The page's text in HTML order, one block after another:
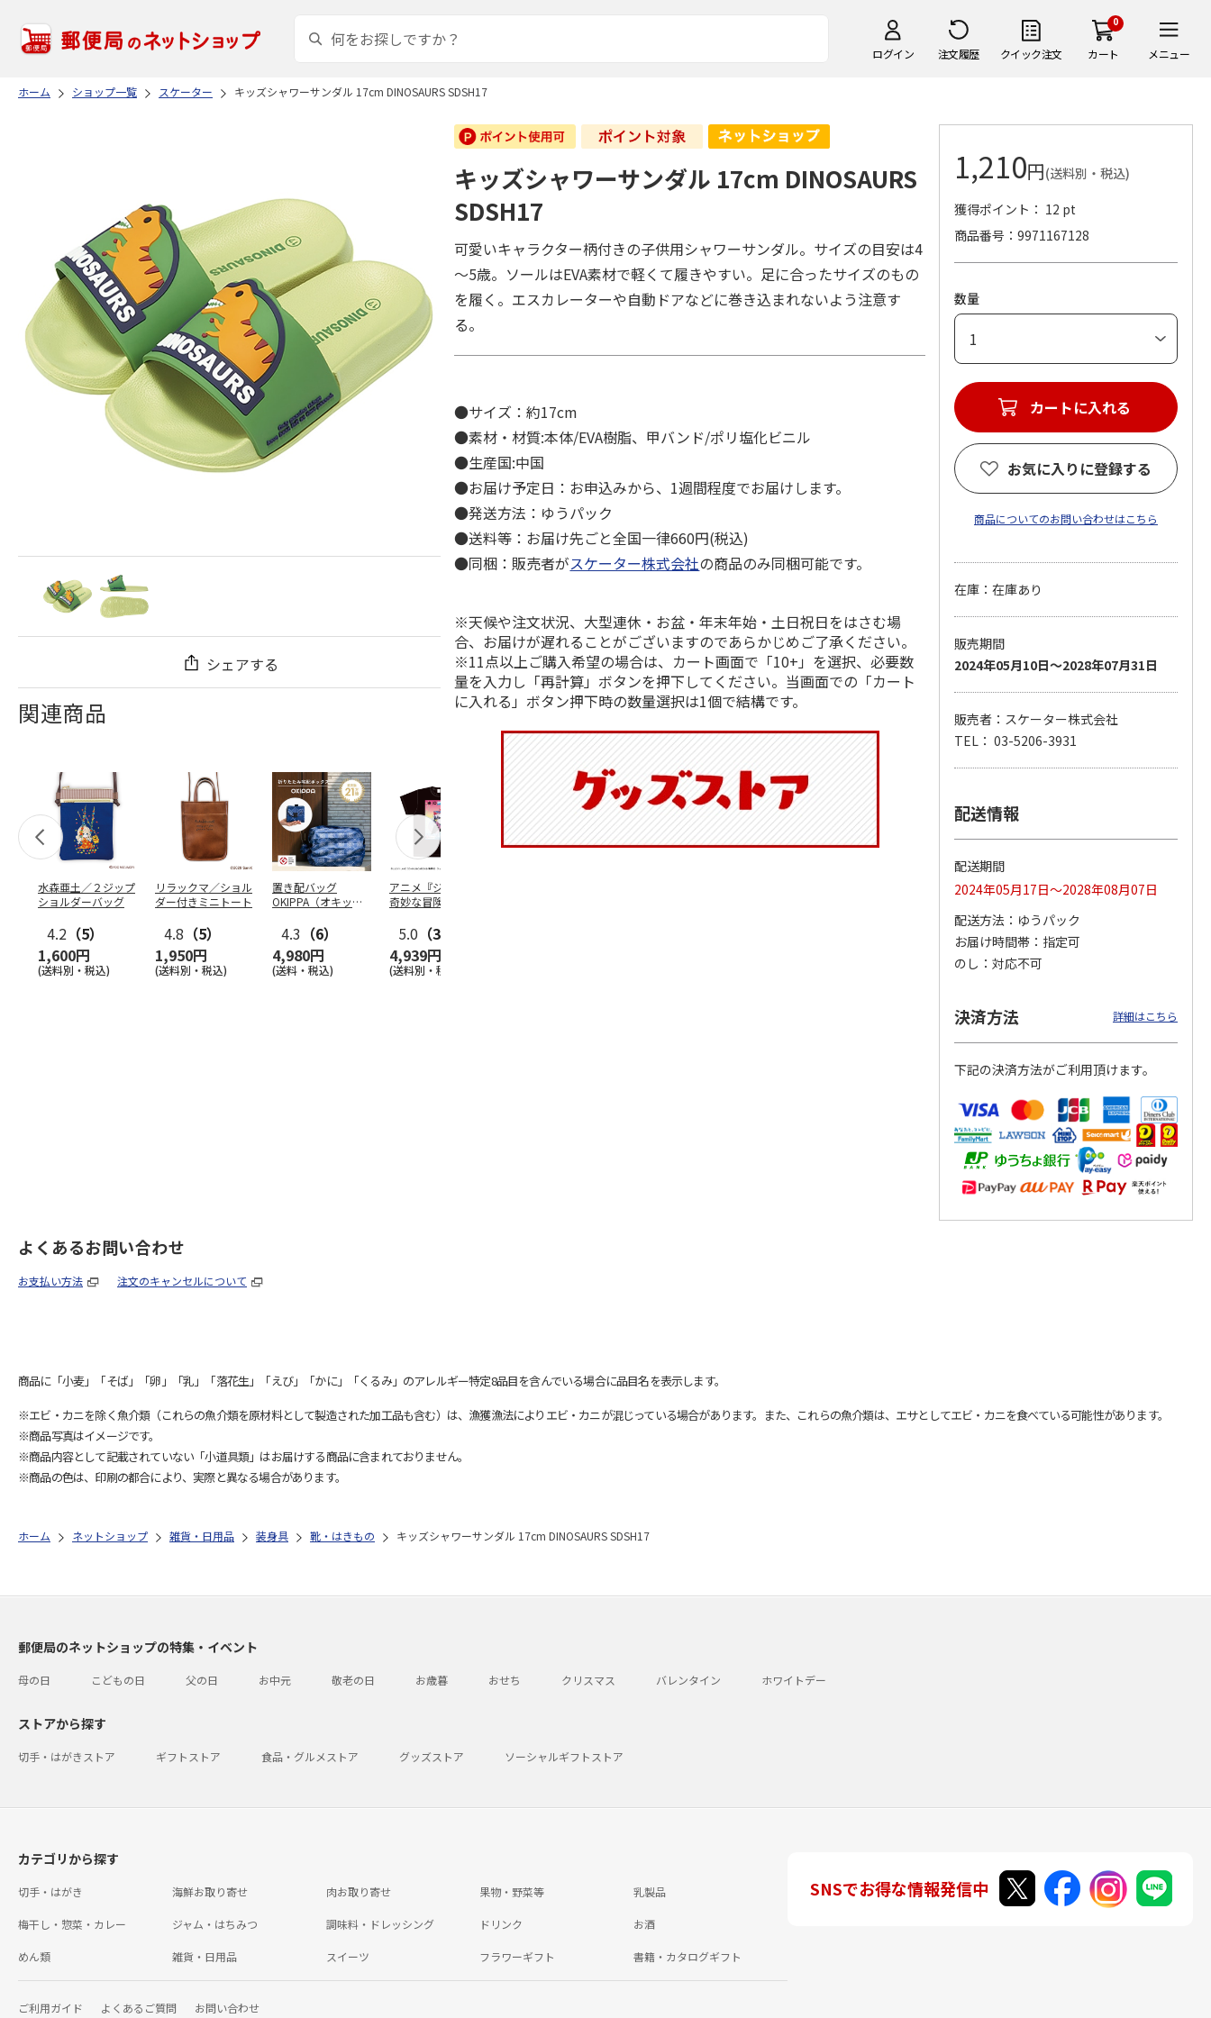
ログイン 注文履歴 クイック注文
0
カート メニュー
ホーム ショップ一覧 スケーター キッズシャワーサンダル 17cm DINOSAURS SDSH17
シェアする
関連商品
水森亜土／２ジップ
ショルダーバッグ
4.2 （5）
1,600円
(送料別・税込)
リラックマ／ショル
ダー付きミニトート
4.8 （5）
1,950円
(送料別・税込)
置き配バッグ
OKIPPA（オキッ
4.3 （6）
4,980円
(送料・税込)
アニメ『ジョジョの
奇妙な冒険 黄金の
5.0 （3）
4,939円
(送料別・税込)
『ジョジョの奇妙な
クルセイダース』
トラ…
3,300円
(送料別・税込)
『ジョジョの奇妙な
キッズシャワーサンダル 17cm DINOSAURS
SDSH17
可愛いキャラクター柄付きの子供用シャワーサンダル。サイズの目安は4
～5歳。ソールはEVA素材で軽くて履きやすい。足に合ったサイズのもの
を履く。エスカレーターや自動ドアなどに巻き込まれないよう注意す
る。
●サイズ：約17cm
●素材・材質:本体/EVA樹脂、甲バンド/ポリ塩化ビニル
●生産国:中国
●お届け予定日：お申込みから、1週間程度でお届けします。
●発送方法：ゆうパック
●送料等：お届け先ごと全国一律660円(税込)
●同梱：販売者がスケーター株式会社の商品のみ同梱可能です。
※天候や注文状況、大型連休・お盆・年末年始・土日祝日をはさむ場
合、お届けが遅れることがございますのであらかじめご了承ください。
※11点以上ご購入希望の場合は、カート画面で「10+」を選択、必要数
量を入力し「再計算」ボタンを押下してください。当画面での「カート
に入れる」ボタン押下時の数量選択は1個で結構です。
1,210円(送料別・税込)
獲得ポイント： 12 pt
商品番号
9971167128
数量
カートに入れる
お気に入りに登録する
商品についてのお問い合わせはこちら
在庫：在庫あり
販売期間
2024年05月10日～2028年07月31日
販売者：スケーター株式会社
TEL： 03-5206-3931
配送情報
配送期間
2024年05月17日～2028年08月07日
配送方法
ゆうパック
お届け時間帯
指定可
のし
対応不可
決済方法 詳細はこちら
下記の決済方法がご利用頂けます。
よくあるお問い合わせ
お支払い方法 注文のキャンセルについて
商品に「小麦」「そば」「卵」「乳」「落花生」「えび」「かに」「くるみ」のアレルギー特定8品目を含んでいる場合に品目名を表示します。
※エビ・カニを除く魚介類（これらの魚介類を原材料として製造された加工品も含む）は、漁獲漁法によりエビ・カニが混じっている場合があります。また、これらの魚介類は、エサとしてエビ・カニを食べている可能性があります。
※商品写真はイメージです。
※商品内容として記載されていない「小道具類」はお届けする商品に含まれておりません。
※商品の色は、印刷の都合により、実際と異なる場合があります。
ホーム ネットショップ 雑貨・日用品 装身具 靴・はきもの キッズシャワーサンダル 17cm DINOSAURS SDSH17
郵便局のネットショップの特集・イベント
母の日 こどもの日 父の日 お中元 敬老の日 お歳暮 おせち クリスマス バレンタイン ホワイトデー
ストアから探す
切手・はがきストア ギフトストア 食品・グルメストア グッズストア ソーシャルギフトストア
カテゴリから探す
切手・はがき 海鮮お取り寄せ 肉お取り寄せ 果物・野菜等 乳製品
梅干し・惣菜・カレー ジャム・はちみつ 調味料・ドレッシング ドリンク お酒
めん類 雑貨・日用品 スイーツ フラワーギフト 書籍・カタログギフト
ご利用ガイド よくあるご質問 お問い合わせ
SNSでお得な情報発信中